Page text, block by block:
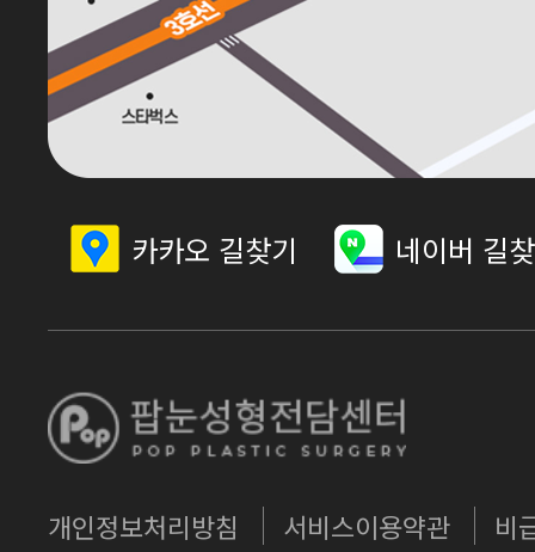
카카오 길찾기 네이버 길
개인정보처리방침 서비스이용약관 비